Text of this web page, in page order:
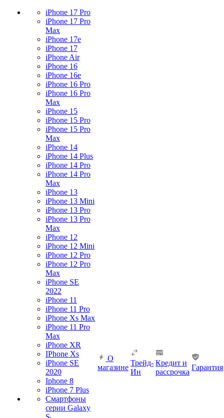
iPhone 17 Pro
iPhone 17 Pro
Max
iPhone 17e
iPhone 17
iPhone Air
iPhone 16
iPhone 16e
iPhone 16 Pro
iPhone 16 Pro
Max
iPhone 15
iPhone 15 Pro
iPhone 15 Pro
Max
iPhone 14
iPhone 14 Plus
iPhone 14 Pro
iPhone 14 Pro
Max
iPhone 13
iPhone 13 Mini
iPhone 13 Pro
iPhone 13 Pro
Max
iPhone 12
iPhone 12 Mini
iPhone 12 Pro
iPhone 12 Pro
Max
iPhone SE
2022
iPhone 11
iPhone 11 Pro
iPhone Xs Max
iPhone 11 Pro
Max
iPhone XR
IPhone Xs
iPhone SE
2020
Iphone 8
iPhone 7 Plus
Смартфоны
серии Galaxy
О
магазине
Трейд-
Ин
Кредит и
рассрочка
Гарантия